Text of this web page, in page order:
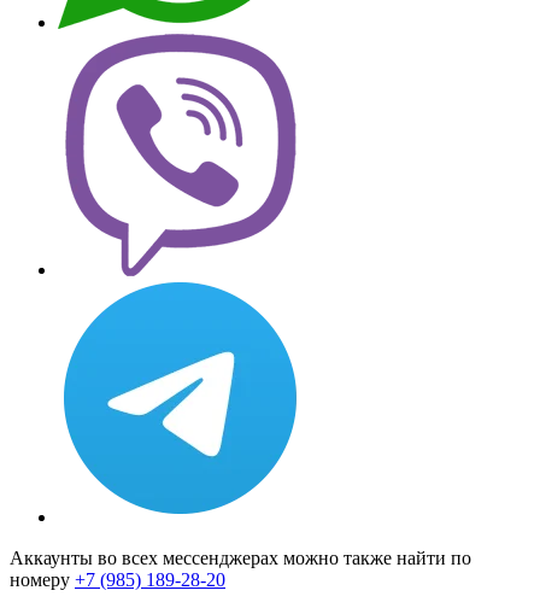
Аккаунты во всех мессенджерах можно также найти по
номеру +7 (985) 189-28-20